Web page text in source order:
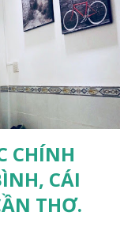
CHÍNH
CÁI
THƠ.